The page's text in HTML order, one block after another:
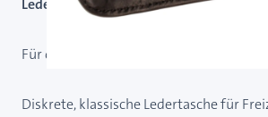
Ledertasche schwarz für MiniMed
Für die Insulinpumpen der 600er und
Diskrete, klassische Ledertasche für